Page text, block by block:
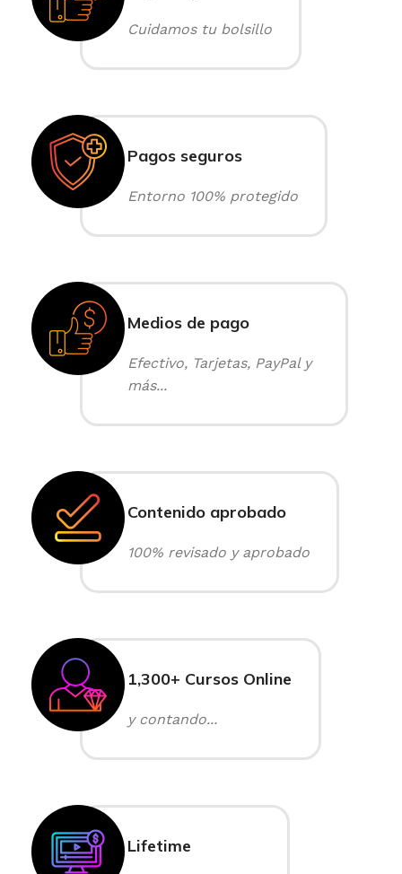
Cuidamos tu bolsillo
Pagos seguros
Entorno 100% protegido
Medios de pago
Efectivo, Tarjetas, PayPal y
más...
Contenido aprobado
100% revisado y aprobado
1,300+ Cursos Online
y contando...
Lifetime